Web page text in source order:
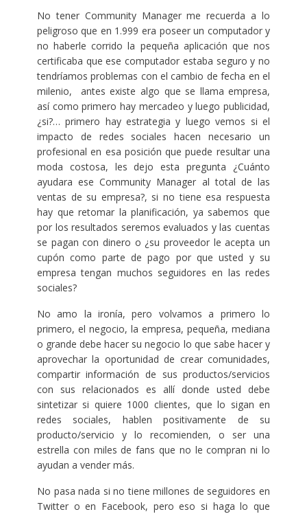
No tener Community Manager me recuerda a lo
peligroso que en 1.999 era poseer un computador y
no haberle corrido la pequeña aplicación que nos
certificaba que ese computador estaba seguro y no
tendríamos problemas con el cambio de fecha en el
milenio, antes existe algo que se llama empresa,
así como primero hay mercadeo y luego publicidad,
¿si?… primero hay estrategia y luego vemos si el
impacto de redes sociales hacen necesario un
profesional en esa posición que puede resultar una
moda costosa, les dejo esta pregunta ¿Cuánto
ayudara ese Community Manager al total de las
ventas de su empresa?, si no tiene esa respuesta
hay que retomar la planificación, ya sabemos que
por los resultados seremos evaluados y las cuentas
se pagan con dinero o ¿su proveedor le acepta un
cupón como parte de pago por que usted y su
empresa tengan muchos seguidores en las redes
sociales?
No amo la ironía, pero volvamos a primero lo
primero, el negocio, la empresa, pequeña, mediana
o grande debe hacer su negocio lo que sabe hacer y
aprovechar la oportunidad de crear comunidades,
compartir información de sus productos/servicios
con sus relacionados es allí donde usted debe
sintetizar si quiere 1000 clientes, que lo sigan en
redes sociales, hablen positivamente de su
producto/servicio y lo recomienden, o ser una
estrella con miles de fans que no le compran ni lo
ayudan a vender más.
No pasa nada si no tiene millones de seguidores en
Twitter o en Facebook, pero eso si haga lo que